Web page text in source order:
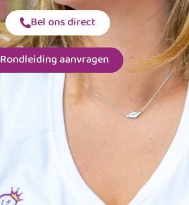
Bel ons direct
Rondleiding aanvragen